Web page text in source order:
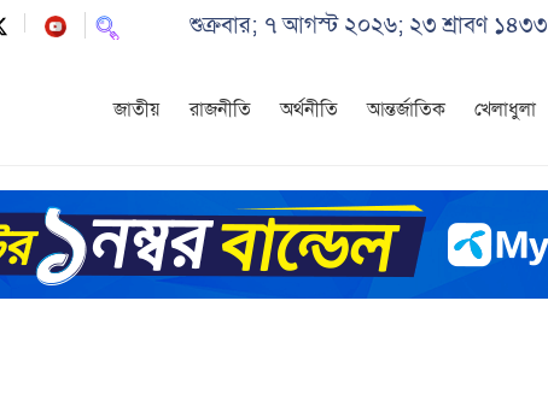
শুক্রবার; ৭ আগস্ট ২০২৬; ২৩ শ্রাবণ ১৪৩৩
জাতীয় রাজনীতি অর্থনীতি আন্তর্জাতিক খেলাধুলা